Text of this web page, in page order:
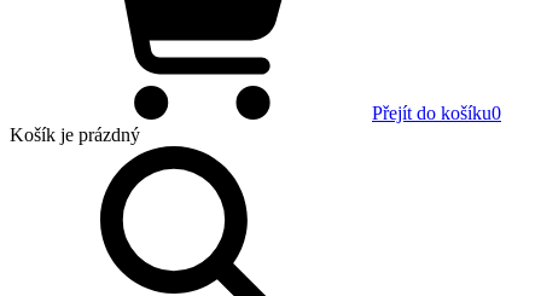
Přejít do košíku0
Košík je prázdný